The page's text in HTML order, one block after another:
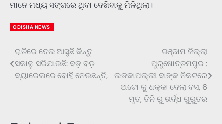
ମାନେ ମଧ୍ୟ ସଙ୍ଗରେ ଥିବା ଦେଖିବାକୁ ମିଳିଥିଲା।
ODISHA NEWS
Post
navigation
ରାତିରେ ତେଲ ଆସୁଛି କିନ୍ତୁ
ସକାଳୁ ସରିଯାଉଛି: ବଡ଼ ବଡ଼
ବ୍ୟାରେଲରେ ବୋହି ନେଉଛନ୍ତି,
ଗଞ୍ଜାମ ଜିଲ୍ଲା
ପୁରୁଷୋତ୍ତମପୁର :
ଲଡକାପଲ୍ଲୀ ବାଙ୍କ ନିକଟରେ
ଅଟୋ କୁ ଧକ୍କା ଦେଲା ବସ, 6
ମୃତ, ତିନି ରୁ ଉର୍ଦ୍ଧ ଗୁରୁତର